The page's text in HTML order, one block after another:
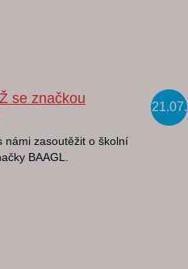
se značkou
námi zasoutěžit o školní
BAAGL.
21.07.